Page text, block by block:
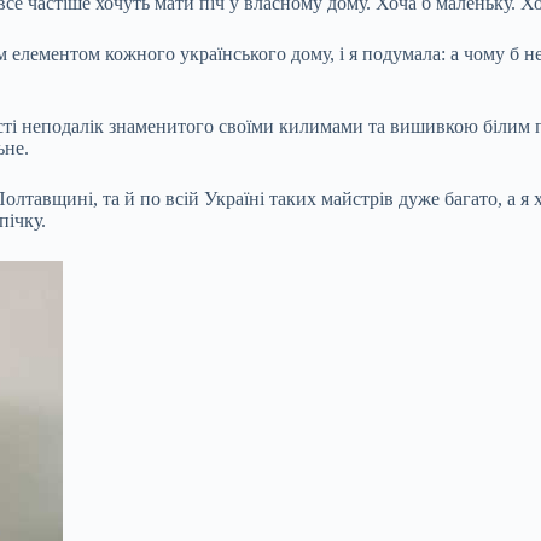
кожного українського дому, і я подумала: а чому б
неподалік знаменитого своїми килимами та вишивкою білим
та й по всій Україні таких майстрів дуже багато, а я